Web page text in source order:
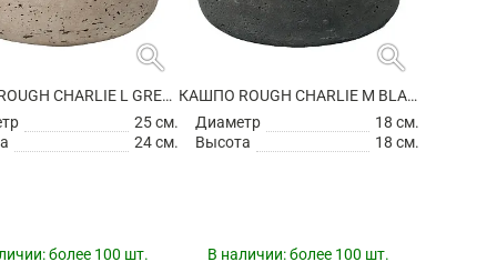
search
КАШПО ROUGH CHARLIE L GREY WASHED
25 см.
24 см.
более 100 шт.
search
КАШПО ROUGH CHARLIE M BLACK WASHED
Диаметр
18 см.
Высота
18 см.
В наличии:более 100 шт.